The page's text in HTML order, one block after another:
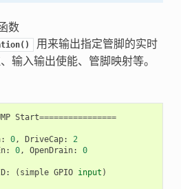
数
用来输出指定管脚的实时
输入输出使能、管脚映射等。
Start================
: 0, DriveCap:
2
: 0, OpenDrain:
0
: ( simple GPIO input )